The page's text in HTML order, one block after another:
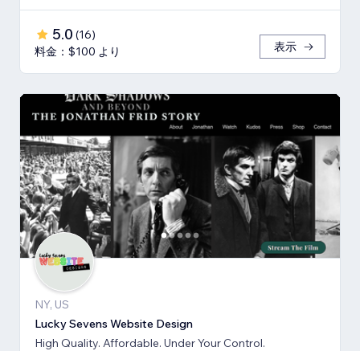
5.0 (16)
料金：$100 より
表示
NY, US
Lucky Sevens Website Design
High Quality. Affordable. Under Your Control.